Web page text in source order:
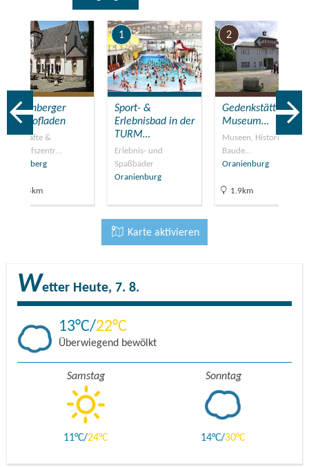
Liebenberger
Gutshofladen
Geschäfte &
Einkaufszentr…
Liebenberg
15.5km
1
Sport- &
Erlebnisbad in der
TURM…
Erlebnis- und
Spaßbäder
Oranienburg
2
Gedenkstätte und
Museum…
Museen, Historische
Baude…
Oranienburg
1.9km
Karte aktivieren
Wetter Heute, 7. 8.
13 22
Überwiegend bewölkt
Samstag
11 24
Sonntag
14 30